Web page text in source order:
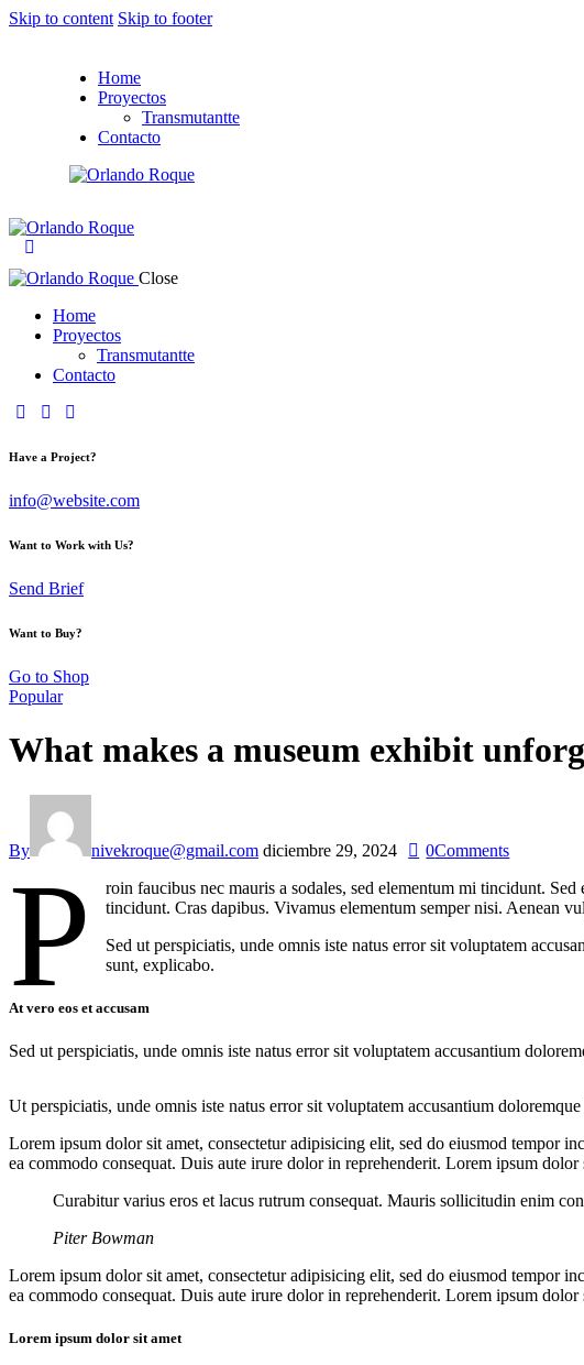
Skip to content Skip to footer
Home
Proyectos
Transmutantte
Contacto
Close
Home
Proyectos
Transmutantte
Contacto
facebook-
tik-
instagram
Have a Project?
info@website.com
Want to Work with Us?
Send Brief
Want to Buy?
Go to Shop
Popular
What makes a museum exhibit
By nivekroque@gmail.com diciembre 29, 2024 0Comments
P
roin faucibus nec mauris a sodales, sed elementum mi tincidunt.
tincidunt. Cras dapibus. Vivamus elementum semper nisi. Aenean
Sed ut perspiciatis, unde omnis iste natus error sit voluptatem
sunt, explicabo.
At vero eos et accusam
Sed ut perspiciatis, unde omnis iste natus error sit voluptatem accusantium
Ut perspiciatis, unde omnis iste natus error sit voluptatem accusantium
Lorem ipsum dolor sit amet, consectetur adipisicing elit, sed do eiusmod tempor
ea commodo consequat. Duis aute irure dolor in reprehenderit. Lorem ipsum
Curabitur varius eros et lacus rutrum consequat. Mauris sollicitudin enim
Piter Bowman
Lorem ipsum dolor sit amet, consectetur adipisicing elit, sed do eiusmod tempor
ea commodo consequat. Duis aute irure dolor in reprehenderit. Lorem ipsum
Lorem ipsum dolor sit amet